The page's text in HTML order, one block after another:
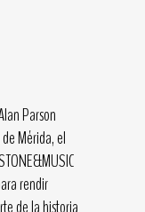
Parson
Mérida, el
rendir
de la historia